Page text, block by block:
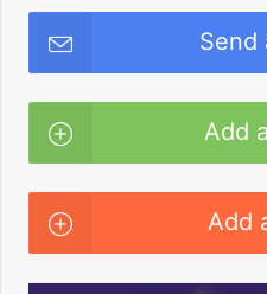
Send
Add
Add